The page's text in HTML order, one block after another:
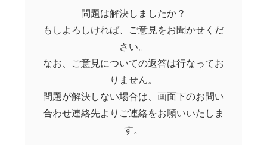
問題は解決しましたか？
もしよろしければ、ご意見をお聞かせくだ
さい。
なお、ご意見についての返答は行なってお
りません。
問題が解決しない場合は、画面下のお問い
合わせ連絡先よりご連絡をお願いいたしま
す。